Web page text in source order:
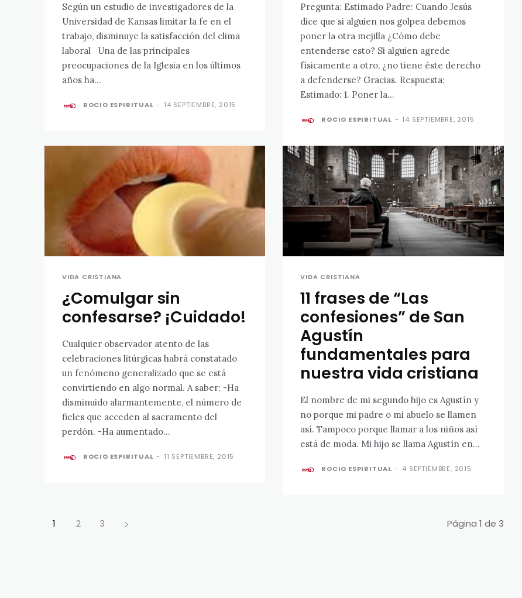
Según un estudio de investigadores de la
Universidad de Kansas limitar la fe en el
trabajo, disminuye la satisfacción del clima
laboral Una de las principales
preocupaciones de la Iglesia en los últimos
años ha...
ROCIO ESPIRITUAL - 14 SEPTIEMBRE, 2015
Pregunta: Estimado Padre: Cuando Jesús
dice que si alguien nos golpea debemos
poner la otra mejilla ¿Cómo debe
entenderse esto? Si alguien agrede
físicamente a otro, ¿no tiene éste derecho
a defenderse? Gracias. Respuesta:
Estimado: 1. Poner la...
ROCIO ESPIRITUAL - 14 SEPTIEMBRE, 2015
VIDA CRISTIANA
¿Comulgar sin
confesarse? ¡Cuidado!
Cualquier observador atento de las
celebraciones litúrgicas habrá constatado
un fenómeno generalizado que se está
convirtiendo en algo normal. A saber: -Ha
disminuido alarmantemente, el número de
fieles que acceden al sacramento del
perdón. -Ha aumentado...
ROCIO ESPIRITUAL - 11 SEPTIEMBRE, 2015
VIDA CRISTIANA
11 frases de “Las
confesiones” de San
Agustín
fundamentales para
nuestra vida cristiana
El nombre de mi segundo hijo es Agustín y
no porque mi padre o mi abuelo se llamen
así. Tampoco porque llamar a los niños así
está de moda. Mi hijo se llama Agustín en...
ROCIO ESPIRITUAL - 4 SEPTIEMBRE, 2015
1 2 3 Página 1 de 3